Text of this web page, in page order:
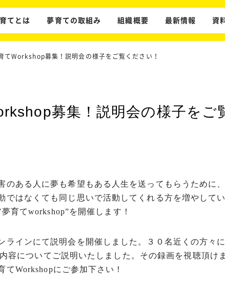
てとは 夢育ての取組み 組織概要 最新情報 資
てWorkshop募集！説明会の様子をご覧ください！
募集！説明会の様子をご
のある人に夢も希望もある人生を送ってもらうために
ではなくても同じ思いで活動してくれる方を増やして
育てworkshop”を開催します！
ラインにて説明会を開催しました。３０名近くの方々
容についてご説明いたしました。その録画を視聴頂け
てWorkshopにご参加下さい！